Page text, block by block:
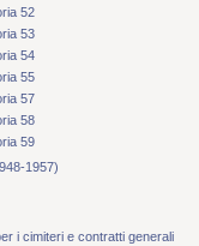
52
53
54
55
57
58
59
1957)
i cimiteri e contratti generali